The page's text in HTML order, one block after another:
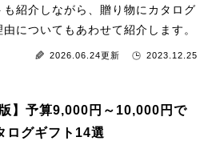
紹介しながら、贈り物にカタログ
についてもあわせて紹介します。
2026.06.24更新 2023.12.25
】予算9,000円～10,000円で
ログギフト14選